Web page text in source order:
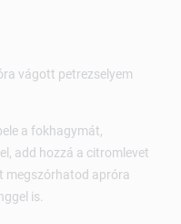
vágott petrezselyem
a fokhagymát,
add hozzá a citromlevet
megszórhatod apróra
is.